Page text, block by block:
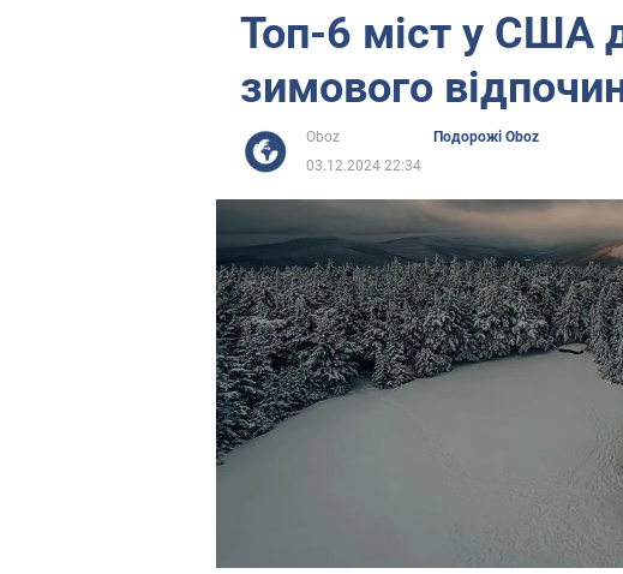
Топ-6 міст у США
зимового
Oboz
Подорожі Oboz
03.12.2024 22:34